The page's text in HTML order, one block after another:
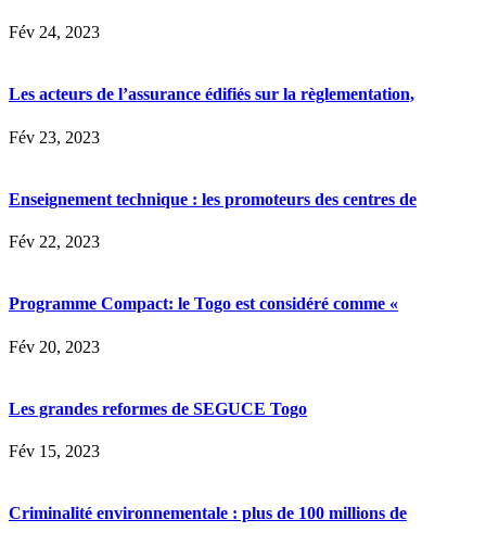
Fév 24, 2023
Les acteurs de l’assurance édifiés sur la règlementation,
Fév 23, 2023
Enseignement technique : les promoteurs des centres de
Fév 22, 2023
Programme Compact: le Togo est considéré comme «
Fév 20, 2023
Les grandes reformes de SEGUCE Togo
Fév 15, 2023
Criminalité environnementale : plus de 100 millions de